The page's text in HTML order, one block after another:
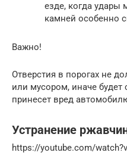
езде, когда удары
камней особенно
Важно!
Отверстия в порогах не
или мусором, иначе будет
принесет вред
Устранение
https://youtube.com/